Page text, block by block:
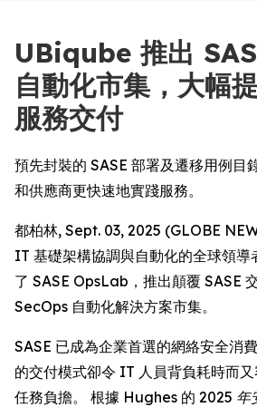
UBiqube 推出
自動化市集，大幅
服務交付
預先封裝的 SASE 部署及遷移用例目
和供應商更快速地實踐服務。
都柏林, Sept. 03, 2025 (GLOBE
IT 基礎架構協調與自動化的全球領
了 SASE OpsLab，推出顛覆 SASE
SecOps 自動化解決方案市集。
SASE 已成為企業首選的網絡安全消
的交付模式卻令 IT 人員背負耗時而
任務負擔。 根據 Hughes 的 2025 年